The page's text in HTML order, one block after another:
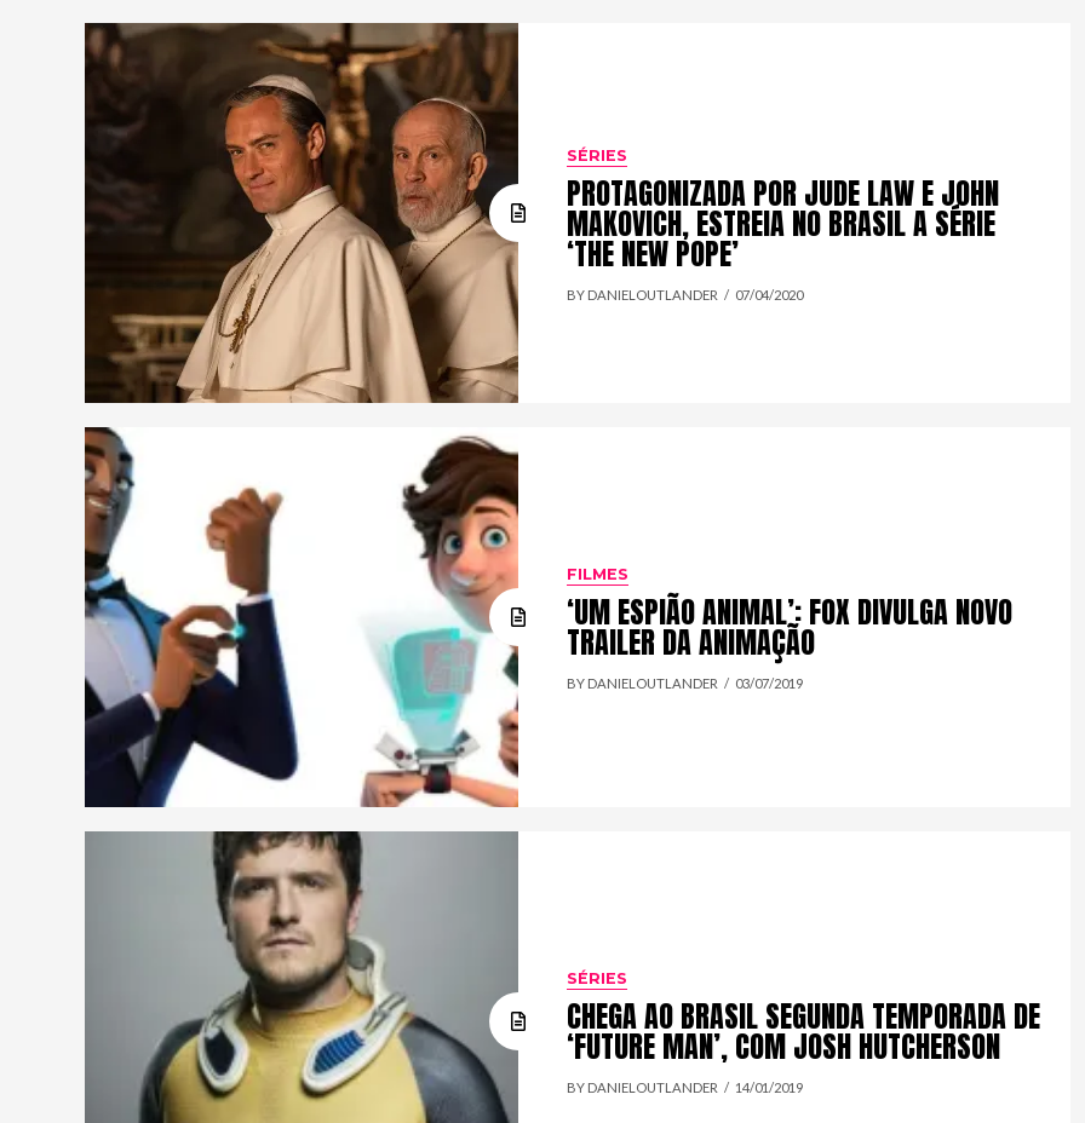
SÉRIES
PROTAGONIZADA POR JUDE LAW E JOHN
MAKOVICH, ESTREIA NO BRASIL A SÉRIE
‘THE NEW POPE’
BY DANIELOUTLANDER 07/04/2020
FILMES
‘UM ESPIÃO ANIMAL’: FOX DIVULGA NOVO
TRAILER DA ANIMAÇÃO
BY DANIELOUTLANDER 03/07/2019
SÉRIES
CHEGA AO BRASIL SEGUNDA TEMPORADA DE
‘FUTURE MAN’, COM JOSH HUTCHERSON
BY DANIELOUTLANDER 14/01/2019